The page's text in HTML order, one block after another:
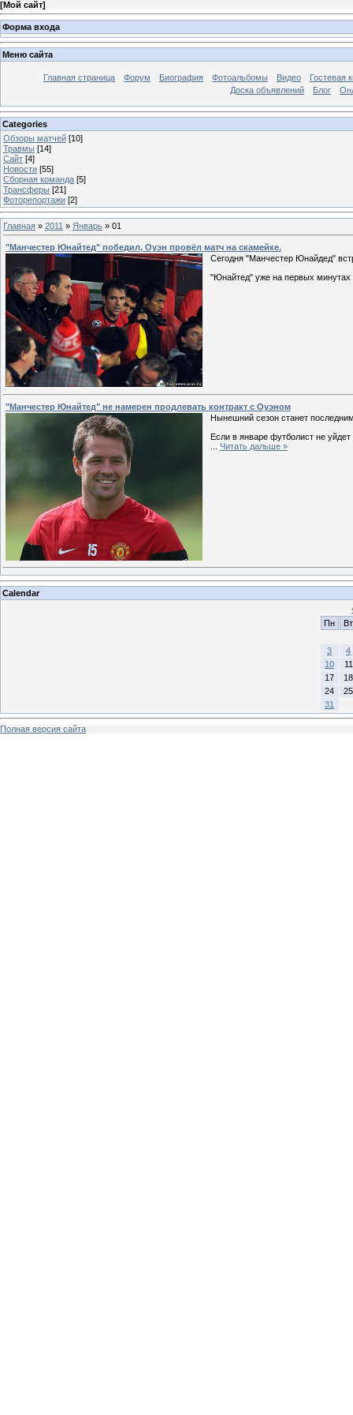
[Мой сайт]
Форма входа
Меню сайта
Главная страница Форум Биография Фотоальбомы Видео
Гостевая
Доска объявлений
Блог
Categories
Обзоры матчей [10]
Травмы [14]
Сайт [4]
Новости [55]
Сборная команда [5]
Трансферы [21]
Фоторепортажи [2]
Главная » 2011 » Январь » 01
"Манчестер Юнайтед" победил, Оуэн провёл матч на скамейке.
Сегодня "Манчестер Юнайдед"
"Юнайтед" уже на первых минутах
"Манчестер Юнайтед" не намерен продлевать контракт с Оуэном
Нынешний сезон станет
Если в январе футболист не
Читать дальше »
Calendar
Пн
Вт
3
4
10
11
17
18
24
25
31
Полная версия сайта